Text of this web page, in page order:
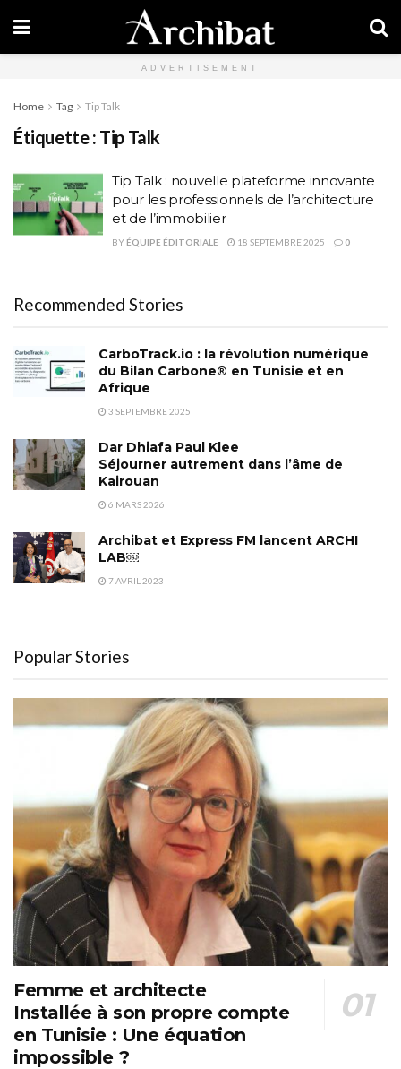
ADVERTISEMENT
Home Tag Tip Talk
Étiquette : Tip Talk
Tip Talk : nouvelle plateforme innovante
pour les professionnels de l’architecture
et de l’immobilier
BY ÉQUIPE ÉDITORIALE 18 SEPTEMBRE 2025 0
Recommended Stories
CarboTrack.io : la révolution numérique
du Bilan Carbone® en Tunisie et en
Afrique
3 SEPTEMBRE 2025
Dar Dhiafa Paul Klee
Séjourner autrement dans l’âme de
Kairouan
6 MARS 2026
Archibat et Express FM lancent ARCHI
LAB￼
7 AVRIL 2023
Popular Stories
Femme et architecte
Installée à son propre compte
en Tunisie : Une équation
impossible ?